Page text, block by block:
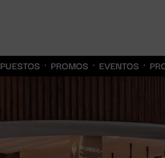
PUESTOS PROMOS EVENTOS